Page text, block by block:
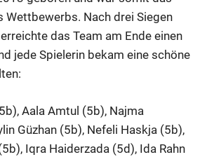
Wettbewerbs. Nach drei Siegen
das Team am Ende einen
jede Spielerin bekam eine schöne
Aala Amtul (5b), Najma
Güzhan (5b), Nefeli Haskja (5b),
Iqra Haiderzada (5d), Ida Rahn